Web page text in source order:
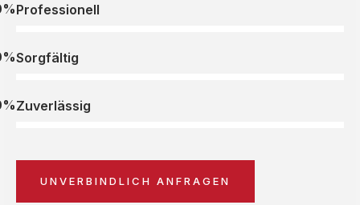
Professionell
Sorgfältig
Zuverlässig
UNVERBINDLICH ANFRAGEN